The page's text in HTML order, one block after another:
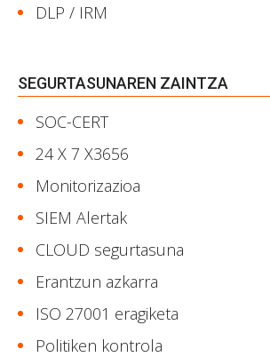
DLP / IRM
SEGURTASUNAREN ZAINTZA
SOC-CERT
24 X 7 X3656
Monitorizazioa
SIEM Alertak
CLOUD segurtasuna
Erantzun azkarra
ISO 27001 eragiketa
Politiken kontrola